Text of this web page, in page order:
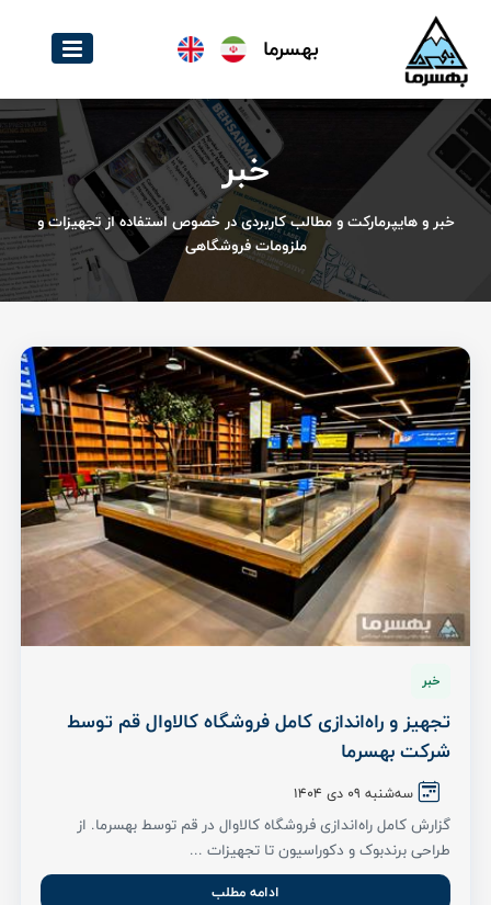
بهسرما
خبر
خبر و هایپرمارکت و مطالب کاربردی در خصوص استفاده از تجهیزات و
ملزومات فروشگاهی
خبر
تجهیز و راه‌اندازی کامل فروشگاه کالاوال قم توسط
شرکت بهسرما
سه‌شنبه 09 دی ۱۴۰۴
گزارش کامل راه‌اندازی فروشگاه کالاوال در قم توسط بهسرما. از
طراحی برندبوک و دکوراسیون تا تجهیزات ...
ادامه مطلب